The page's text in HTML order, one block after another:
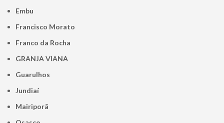
Embu
Francisco Morato
Franco da Rocha
GRANJA VIANA
Guarulhos
Jundiaí
Mairiporã